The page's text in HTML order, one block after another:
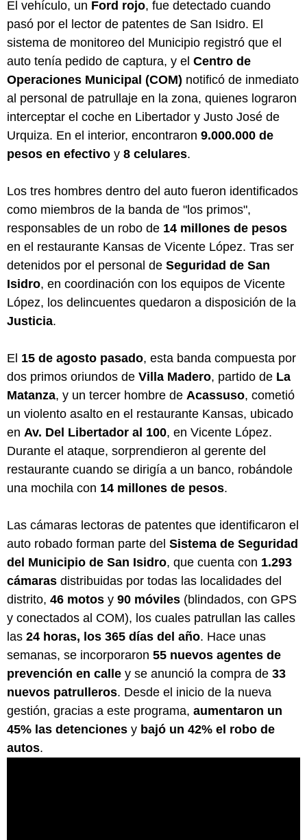
El vehículo, un Ford rojo, fue detectado cuando
pasó por el lector de patentes de San Isidro. El
sistema de monitoreo del Municipio registró que el
auto tenía pedido de captura, y el Centro de
Operaciones Municipal (COM) notificó de inmediato
al personal de patrullaje en la zona, quienes lograron
interceptar el coche en Libertador y Justo José de
Urquiza. En el interior, encontraron 9.000.000 de
pesos en efectivo y 8 celulares.
Los tres hombres dentro del auto fueron identificados
como miembros de la banda de "los primos",
responsables de un robo de 14 millones de pesos
en el restaurante Kansas de Vicente López. Tras ser
detenidos por el personal de Seguridad de San
Isidro, en coordinación con los equipos de Vicente
López, los delincuentes quedaron a disposición de la
Justicia.
El 15 de agosto pasado, esta banda compuesta por
dos primos oriundos de Villa Madero, partido de La
Matanza, y un tercer hombre de Acassuso, cometió
un violento asalto en el restaurante Kansas, ubicado
en Av. Del Libertador al 100, en Vicente López.
Durante el ataque, sorprendieron al gerente del
restaurante cuando se dirigía a un banco, robándole
una mochila con 14 millones de pesos.
Las cámaras lectoras de patentes que identificaron el
auto robado forman parte del Sistema de Seguridad
del Municipio de San Isidro, que cuenta con 1.293
cámaras distribuidas por todas las localidades del
distrito, 46 motos y 90 móviles (blindados, con GPS
y conectados al COM), los cuales patrullan las calles
las 24 horas, los 365 días del año. Hace unas
semanas, se incorporaron 55 nuevos agentes de
prevención en calle y se anunció la compra de 33
nuevos patrulleros. Desde el inicio de la nueva
gestión, gracias a este programa, aumentaron un
45% las detenciones y bajó un 42% el robo de
autos.